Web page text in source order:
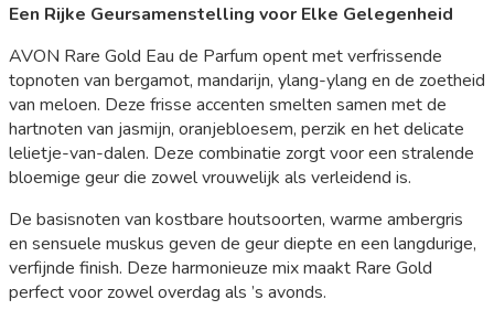
Een Rijke Geursamenstelling voor Elke Gelegenheid
AVON Rare Gold Eau de Parfum opent met verfrissende
topnoten van bergamot, mandarijn, ylang-ylang en de zoetheid
van meloen. Deze frisse accenten smelten samen met de
hartnoten van jasmijn, oranjebloesem, perzik en het delicate
lelietje-van-dalen. Deze combinatie zorgt voor een stralende
bloemige geur die zowel vrouwelijk als verleidend is.
De basisnoten van kostbare houtsoorten, warme ambergris
en sensuele muskus geven de geur diepte en een langdurige,
verfijnde finish. Deze harmonieuze mix maakt Rare Gold
perfect voor zowel overdag als ’s avonds.